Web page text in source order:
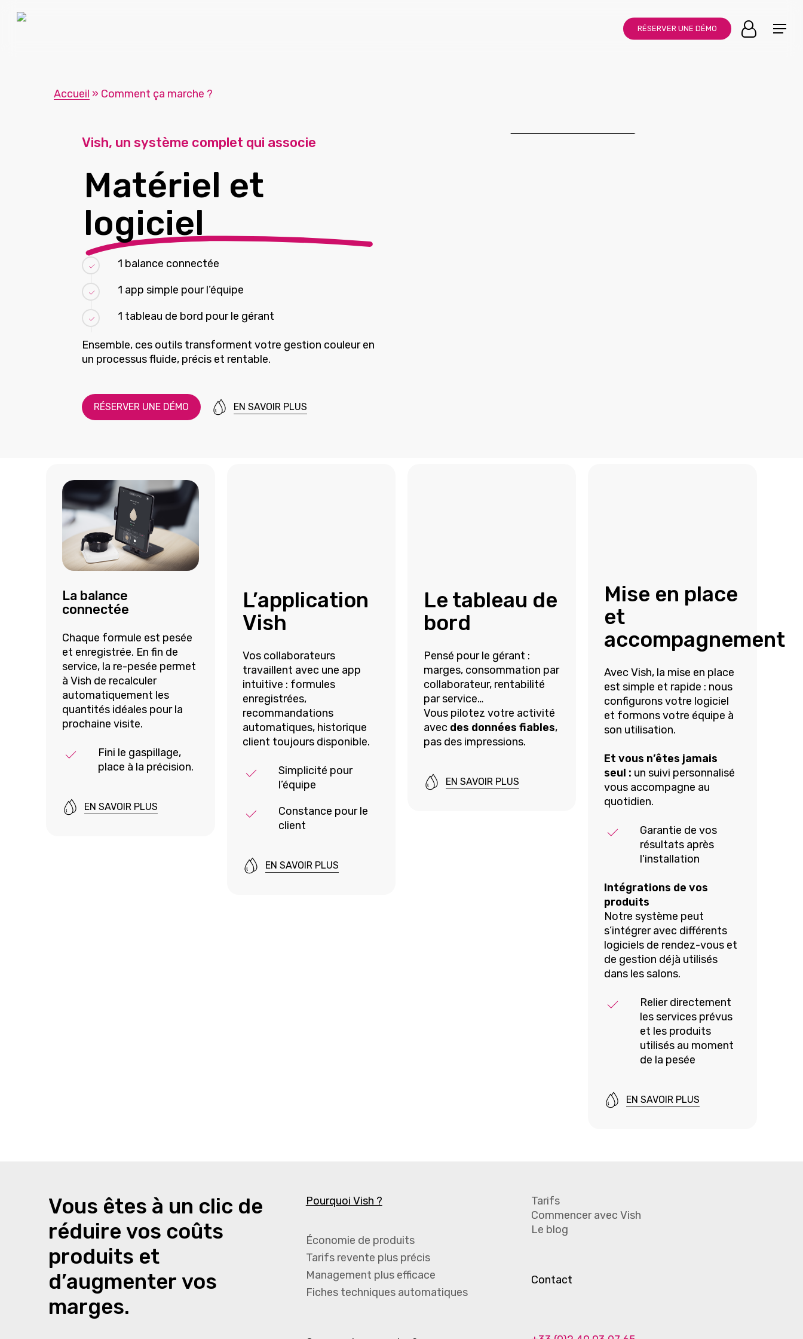
RÉSERVER UNE DÉMO Menu
Accueil » Comment ça marche ?
Vish, un système complet qui associe
Matériel et
logiciel
1 balance connectée
1 app simple pour l’équipe
1 tableau de bord pour le gérant
Ensemble, ces outils transforment votre gestion couleur en
un processus fluide, précis et rentable.
RÉSERVER UN E DÉMO EN SAVOIR PLUS
La balance
connectée
Chaque formule est pesée
et enregistrée. En fin de
service, la re-pesée permet
àVish de recalculer
automatiquement les
quantités idéales pour la
prochaine visite.
Fini le gaspillage,
place à la précision.
EN SAVOIR PLUS
L’application
Vish
Vos collaborateurs
travaillent avec une app
intuitive : formules
enregistrées,
recommandations
automatiques, historique
client toujours disponible.
Simplicité pour
l’équipe
Constance pour le
client
EN SAVOIR PLUS
Le tableau de
bord
Pensé pour le gérant :
marges, consommation par
collaborateur, rentabilité
par service…
Vous pilotez votre activité
avec des données fiables,
pas des impressions.
EN SAVOIR PLUS
Mise en place
et
accompagnement
AvecVish, la mise en place
est simple et rapide : nous
configurons votre logiciel
et formons votre équipe à
son utilisation.
Et vous n’êtes jamais
seul : un suivi personnalisé
vous accompagne au
quotidien.
Garantie de vos
résultats après
l'installation
Intégrations de vos
produits
Notre système peut
s’intégrer avec différents
logiciels de rendez-vous et
de gestion déjà utilisés
dans les salons.
Relier directement
les services prévus
et les produits
utilisés au moment
de la pesée
EN SAVOIR PLUS
Vous êtes à un clic de
réduire vos coûts
produits et
d’augmenter vos
marges.
Pourquoi Vish ?
Économie de produits
Tarifs revente plus précis
Management plus efficace
Fiches techniques automatiques
Tarifs
Commencer avec Vish
Le blog
Contact